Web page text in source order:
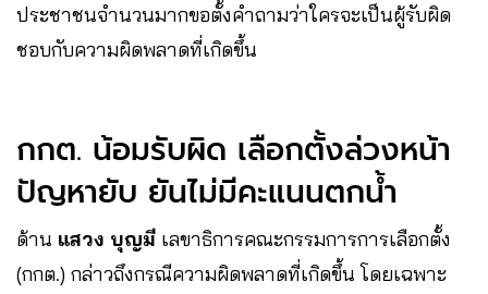
ประชาชนจำนวนมากขอตั้งคำถามว่าใครจะเป็นผู้รับผิด
ชอบกับความผิดพลาดที่เกิดขึ้น
กกต. น้อมรับผิด เลือกตั้งล่วงหน้า
ปัญหายับ ยันไม่มีคะแนนตกน้ำ
ด้าน แสวง บุญมี เลขาธิการคณะกรรมการการเลือกตั้ง
(กกต.) กล่าวถึงกรณีความผิดพลาดที่เกิดขึ้น โดยเฉพาะ